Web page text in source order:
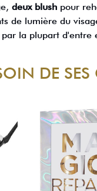
deux blush pour
de lumière du
la plupart d'entre
DE SES